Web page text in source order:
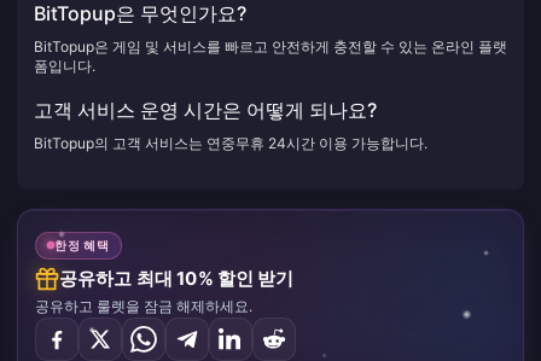
BitTopup은 무엇인가요?
BitTopup은 게임 및 서비스를 빠르고 안전하게 충전할 수 있는 온라인 플랫
폼입니다.
고객 서비스 운영 시간은 어떻게 되나요?
BitTopup의 고객 서비스는 연중무휴 24시간 이용 가능합니다.
한정 혜택
공유하고 최대 10% 할인 받기
공유하고 룰렛을 잠금 해제하세요.